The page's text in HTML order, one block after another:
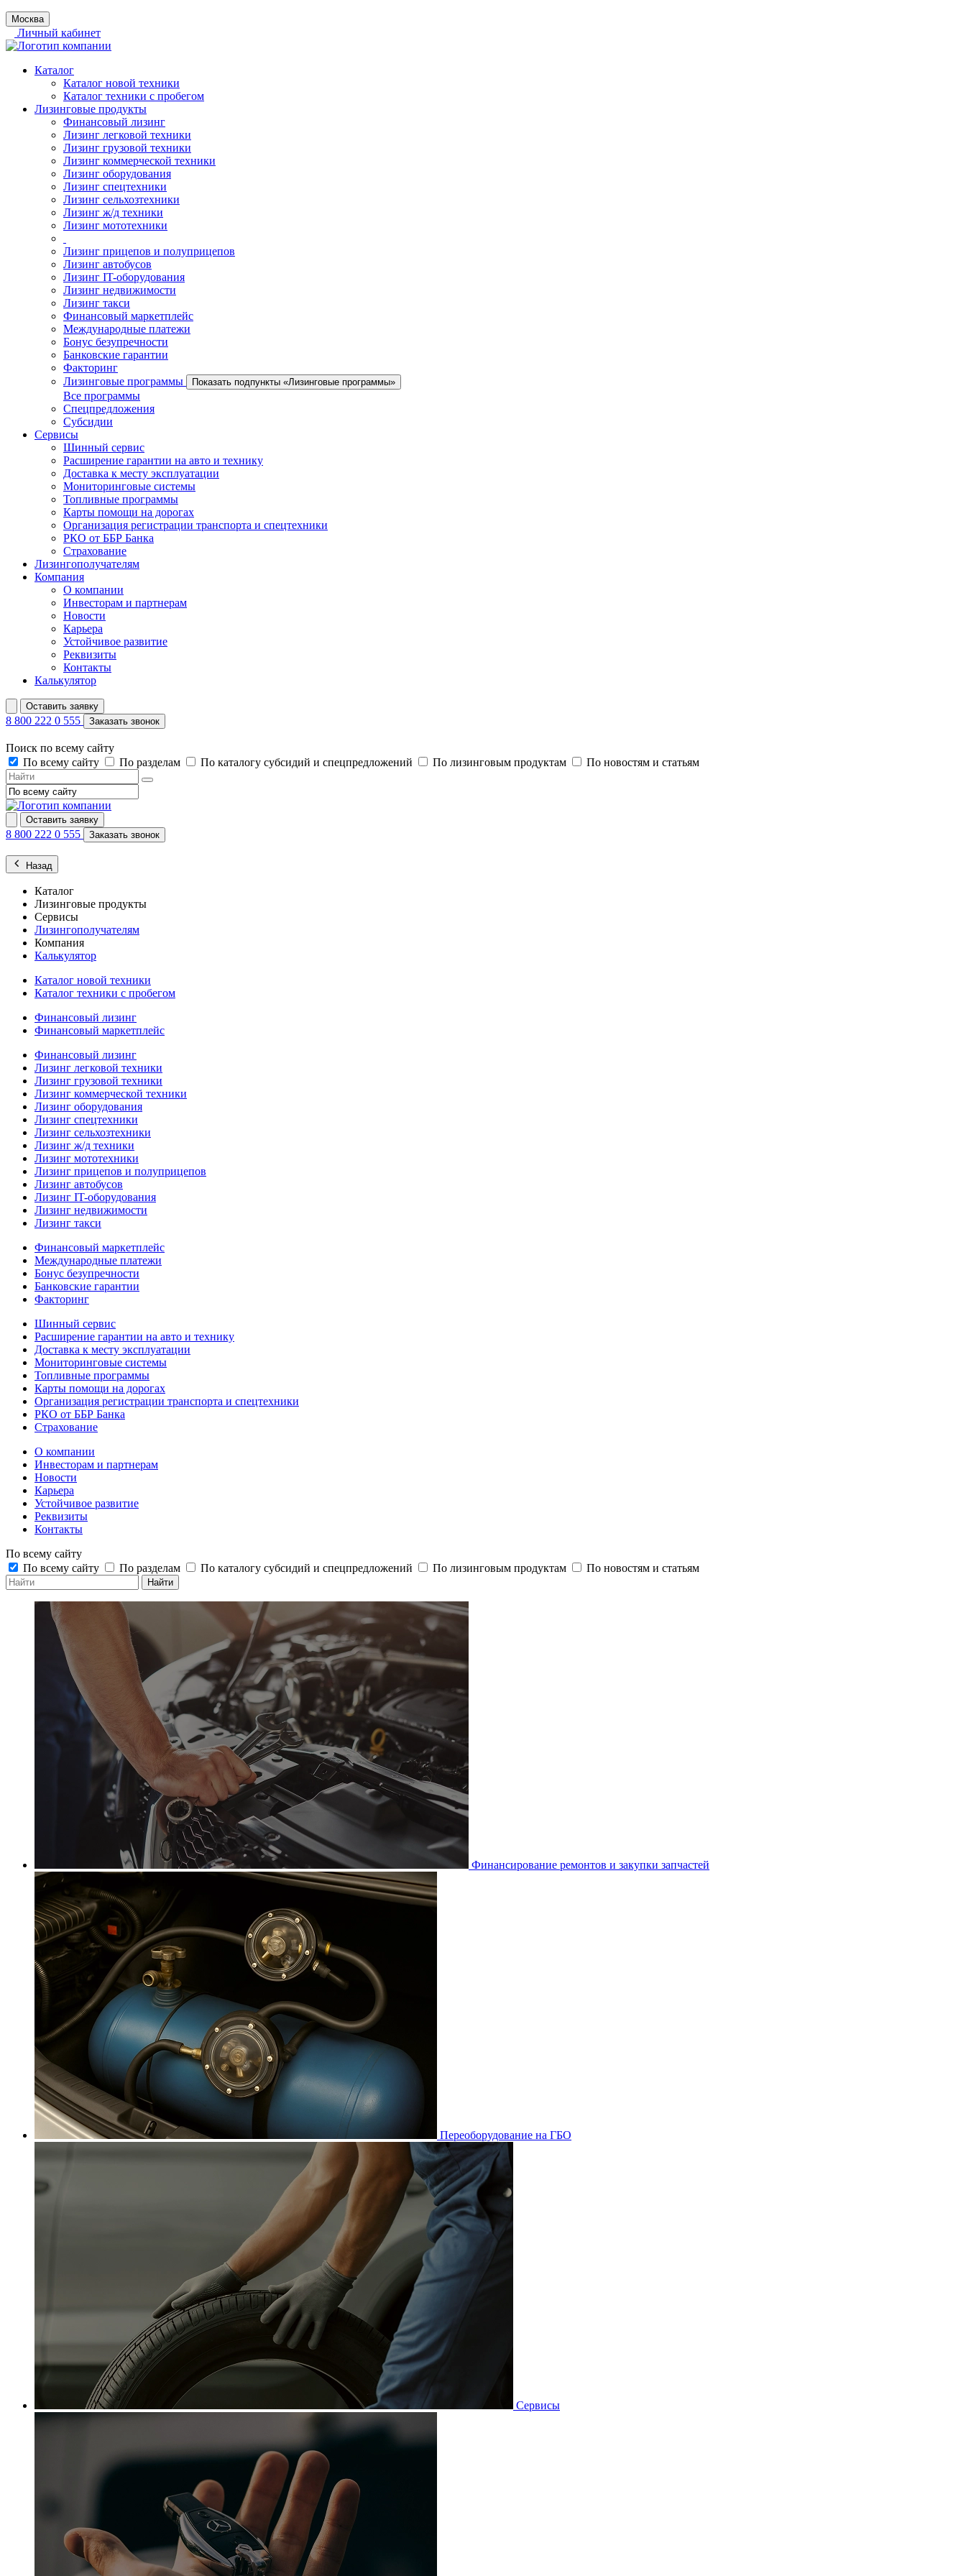
Москва
Личный кабинет
Каталог
Каталог новой техники
Каталог техники с пробегом
Лизинговые продукты
Финансовый лизинг
Лизинг легковой техники
Лизинг грузовой техники
Лизинг коммерческой техники
Лизинг оборудования
Лизинг спецтехники
Лизинг сельхозтехники
Лизинг ж/д техники
Лизинг мототехники
Лизинг прицепов и полуприцепов
Лизинг автобусов
Лизинг IT-оборудования
Лизинг недвижимости
Лизинг такси
Финансовый маркетплейс
Международные платежи
Бонус безупречности
Банковские гарантии
Факторинг
Лизинговые программы
Показать подпункты «Лизинговые программы»
Все программы
Спецпредложения
Субсидии
Сервисы
Шинный сервис
Расширение гарантии на авто и технику
Доставка к месту эксплуатации
Мониторинговые системы
Топливные программы
Карты помощи на дорогах
Организация регистрации транспорта и спецтехники
РКО от ББР Банка
Страхование
Лизингополучателям
Компания
О компании
Инвесторам и партнерам
Новости
Карьера
Устойчивое развитие
Реквизиты
Контакты
Калькулятор
Оставить заявку
8 800 222 0 555 Заказать звонок
Поиск по всему сайту
По всему сайту
По разделам По каталогу субсидий и спецпредложений По лизинговым продуктам По новостям и статьям
Оставить заявку
8 800 222 0 555 Заказать звонок
Назад
Каталог
Лизинговые продукты
Сервисы
Лизингополучателям
Компания
Калькулятор
Каталог новой техники
Каталог техники с пробегом
Финансовый лизинг
Финансовый маркетплейс
Финансовый лизинг
Лизинг легковой техники
Лизинг грузовой техники
Лизинг коммерческой техники
Лизинг оборудования
Лизинг спецтехники
Лизинг сельхозтехники
Лизинг ж/д техники
Лизинг мототехники
Лизинг прицепов и полуприцепов
Лизинг автобусов
Лизинг IT-оборудования
Лизинг недвижимости
Лизинг такси
Финансовый маркетплейс
Международные платежи
Бонус безупречности
Банковские гарантии
Факторинг
Шинный сервис
Расширение гарантии на авто и технику
Доставка к месту эксплуатации
Мониторинговые системы
Топливные программы
Карты помощи на дорогах
Организация регистрации транспорта и спецтехники
РКО от ББР Банка
Страхование
О компании
Инвесторам и партнерам
Новости
Карьера
Устойчивое развитие
Реквизиты
Контакты
По всему сайту
По всему сайту
По разделам По каталогу субсидий и спецпредложений По лизинговым продуктам По новостям и статьям
Найти
Финансирование ремонтов и закупки запчастей
Переоборудование на ГБО
Сервисы